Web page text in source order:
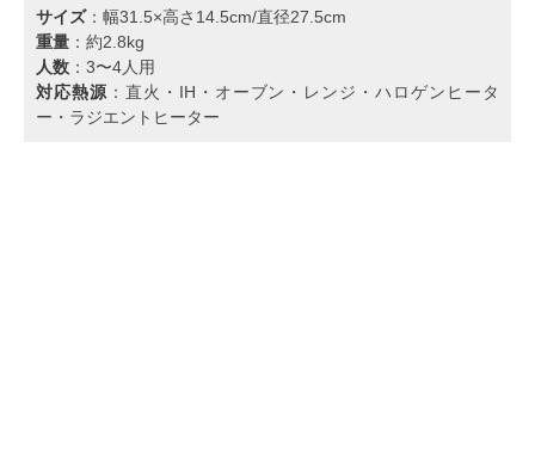
サイズ：幅31.5×高さ14.5cm/直径27.5cm
重量 ：約2.8kg
人数 ：3〜4人用
対応熱源 ：直火・IH・オーブン・レンジ・ハロゲンヒータ
ー・ラジエントヒーター